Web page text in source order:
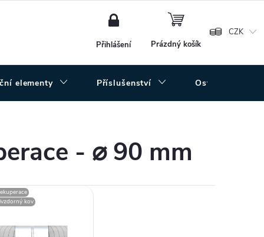
CZK
Přihlášení
NÁKUPNÍ
Prázdný košík
elementy Příslušenství Ostatní
- ⌀ 90 mm
kov